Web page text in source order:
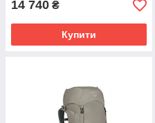
14 740 ₴
Купити